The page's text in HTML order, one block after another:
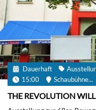
Dauerhaft
15:00
Schaubühne...
THE REVOLUTION WILL